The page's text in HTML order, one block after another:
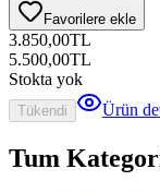
Favorilere ekle
3.850,00TL
5.500,00TL
Stokta yok
Tükendi Ürün
Tum